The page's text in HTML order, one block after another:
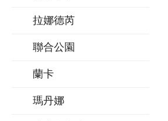
拉娜德芮
聯合公園
蘭卡
瑪丹娜